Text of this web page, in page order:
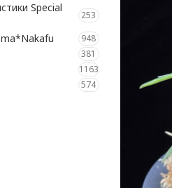
Special
253
948
381
1163
574